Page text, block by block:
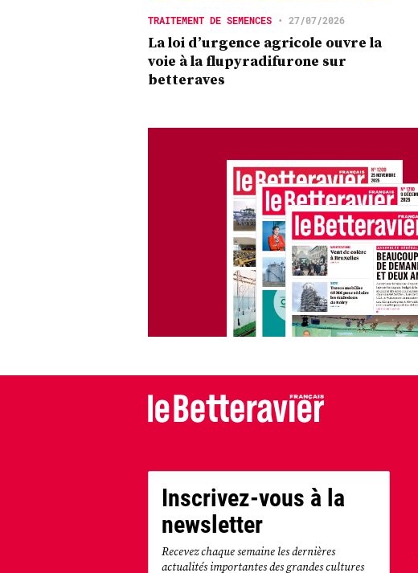
TRAITEMENT DE SEMENCES • 27/07/2026
La loi d’urgence agricole ouvre la
voie à la flupyradifurone sur
betteraves
Inscrivez-vous à la
newsletter
Recevez chaque semaine les dernières
actualités importantes des grandes cultures